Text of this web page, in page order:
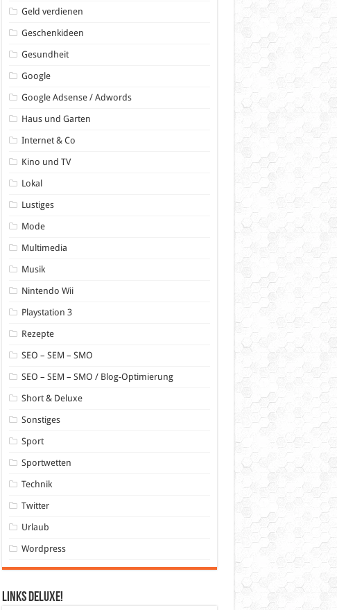
Geld verdienen
Geschenkideen
Gesundheit
Google
Google Adsense / Adwords
Haus und Garten
Internet & Co
Kino und TV
Lokal
Lustiges
Mode
Multimedia
Musik
Nintendo Wii
Playstation 3
Rezepte
SEO – SEM – SMO
SEO – SEM – SMO / Blog-Optimierung
Short & Deluxe
Sonstiges
Sport
Sportwetten
Technik
Twitter
Urlaub
Wordpress
Links DeLuXe!